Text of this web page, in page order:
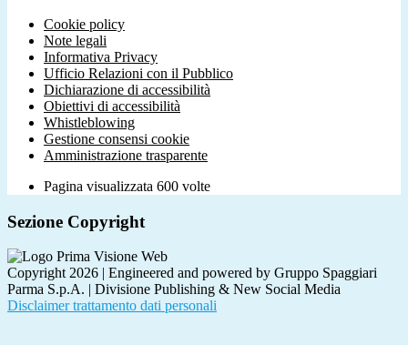
Cookie policy
Note legali
Informativa Privacy
Ufficio Relazioni con il Pubblico
Dichiarazione di accessibilità
Obiettivi di accessibilità
Whistleblowing
Gestione consensi cookie
Amministrazione trasparente
Pagina visualizzata 600 volte
Sezione Copyright
Copyright 2026 | Engineered and powered by Gruppo Spaggiari
Parma S.p.A. | Divisione Publishing & New Social Media
Disclaimer trattamento dati personali